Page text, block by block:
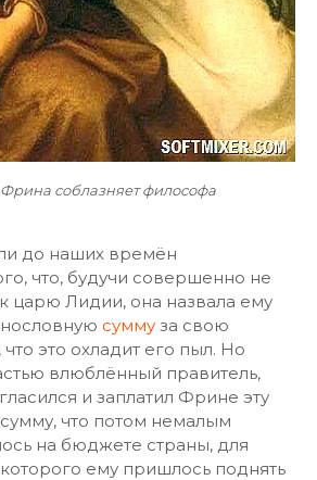
соблазняет философа
до наших времён
что, будучи совершенно не
царю Лидии, она назвала ему
сумму за свою
это охладит его пыл. Но
влюблённый правитель,
и заплатил Фрине эту
что потом немалым
на бюджете страны, для
ему пришлось поднять